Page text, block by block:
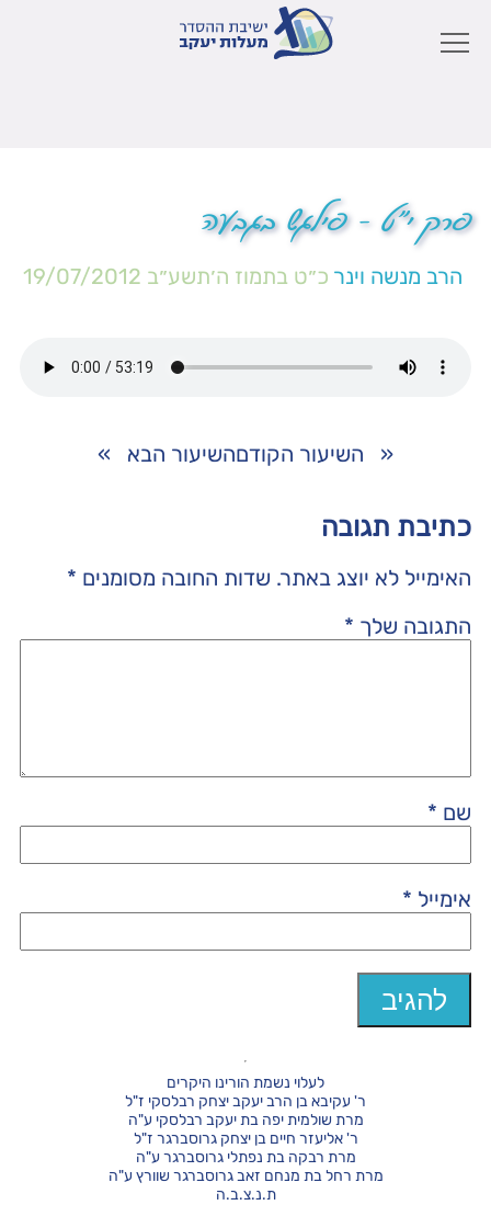
פרק י"ט – פילגש בגבעה
הרב מנשה וינר כ״ט בתמוז ה׳תשע״ב 19/07/2012
« השיעור הקודםהשיעור הבא »
כתיבת תגובה
האימייל לא יוצג באתר. שדות החובה מסומנים *
התגובה שלך *
שם *
אימייל *
לעלוי נשמת הורינו היקרים
ר' עקיבא בן הרב יעקב יצחק רבלסקי ז"ל
מרת שולמית יפה בת יעקב רבלסקי ע"ה
ר' אליעזר חיים בן יצחק גרוסברגר ז"ל
מרת רבקה בת נפתלי גרוסברגר ע"ה
מרת רחל בת מנחם זאב גרוסברגר שוורץ ע"ה
ת.נ.צ.ב.ה